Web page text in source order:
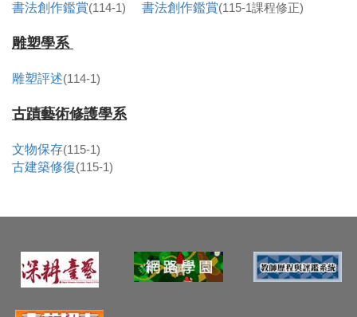
書法創作鑑賞(114-1) 書法創作鑑賞(115-1課程修正)
雕塑學系
雕塑評述(114-1)
古蹟藝術修護學系
文物保存(115-1)
古建築修復(115-1)